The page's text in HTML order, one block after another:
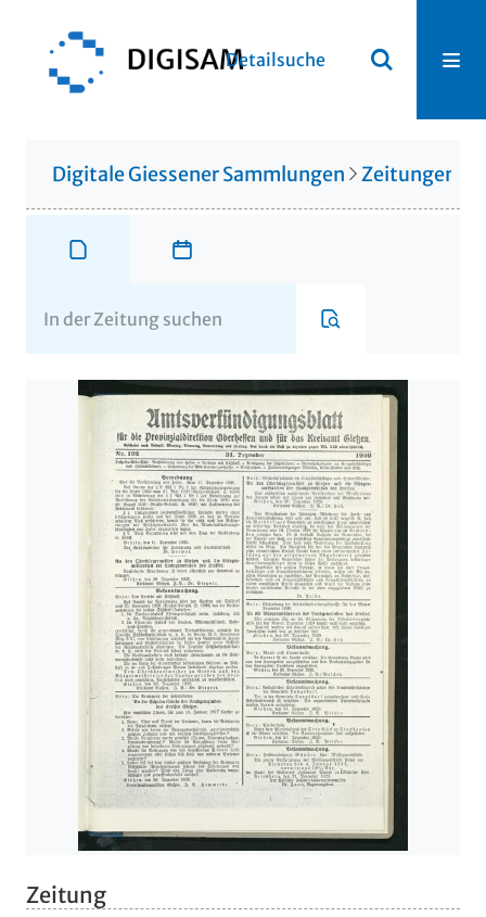
Detailsuche
Digitale Giessener Sammlungen Zeitungen
Zeitung